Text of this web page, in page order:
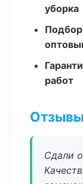
уборка
Подбор
работ
Сдали